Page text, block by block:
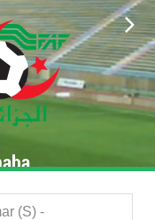
(S) -